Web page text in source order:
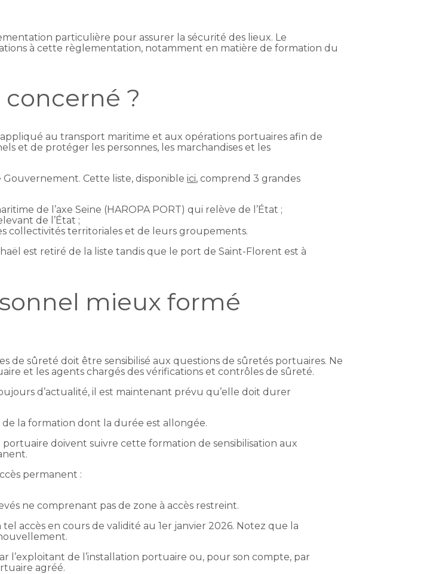
particulière pour assurer la sécurité des lieux. Le
à cette règlementation, notamment en matière de formation du
?
au transport maritime et aux opérations portuaires afin de
et de protéger les personnes, les marchandises et les
Gouvernement. Cette liste, disponibleici, comprend 3 grandes
de l’axe Seine (HAROPA PORT) qui relève de l’État ;
de l’État ;
collectivités territoriales et de leurs groupements.
est retiré de la liste tandis que le port de Saint-Florent est à
mieux formé
de sûreté doit être sensibilisé aux questions de sûretés portuaires. Ne
et les agents chargés des vérifications et contrôles de sûreté.
d’actualité, il est maintenant prévu qu’elle doit durer
de la formation dont la durée est allongée.
portuaire doivent suivre cette formation de sensibilisation aux
permanent :
ne comprenant pas de zone à accès restreint.
accès en cours de validité au 1er janvier 2026. Notez que la
l’exploitant de l’installation portuaire ou, pour son compte, par
agréé.